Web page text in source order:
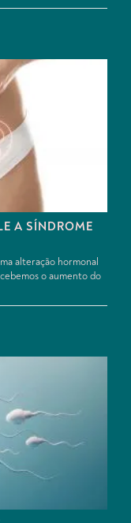
A SÍNDROME
alteração hormonal
o aumento do